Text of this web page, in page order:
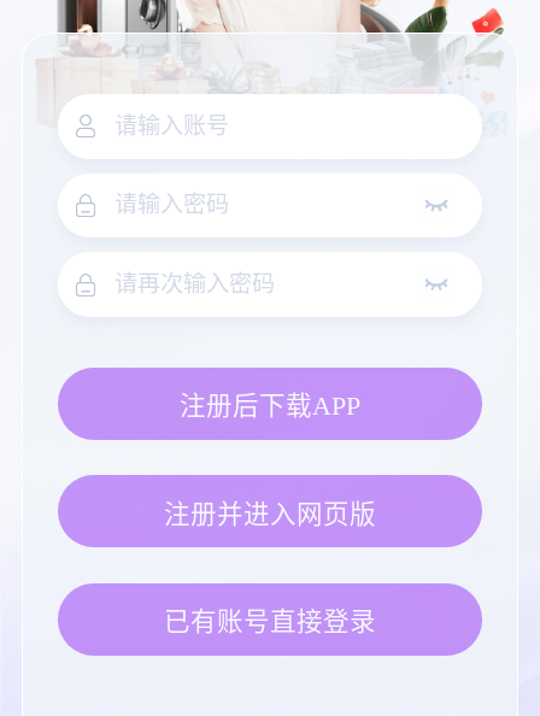
注册后下载APP
注册并进入网页版
已有账号直接登录